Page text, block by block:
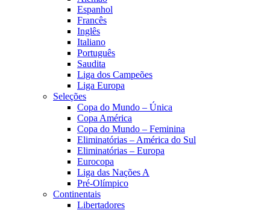
Espanhol
Francês
Inglês
Italiano
Português
Saudita
Liga dos Campeões
Liga Europa
Seleções
Copa do Mundo – Única
Copa América
Copa do Mundo – Feminina
Eliminatórias – América do Sul
Eliminatórias – Europa
Eurocopa
Liga das Nações A
Pré-Olímpico
Continentais
Libertadores